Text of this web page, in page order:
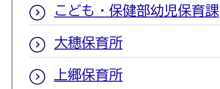
こども・保健部幼児保育課
大穂保育所
上郷保育所